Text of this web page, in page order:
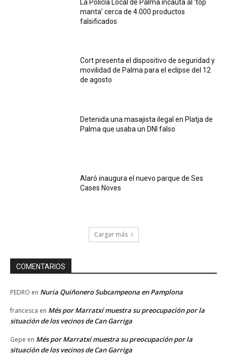
La Policía Local de Palma incauta al ‘top
manta’ cerca de 4.000 productos
falsificados
Cort presenta el dispositivo de seguridad y
movilidad de Palma para el eclipse del 12
de agosto
Detenida una masajista ilegal en Platja de
Palma que usaba un DNI falso
Alaró inaugura el nuevo parque de Ses
Cases Noves
Cargar más
COMENTARIOS
PEDRO en Nuria Quiñonero Subcampeona en Pamplona
francesca en Més por Marratxí muestra su preocupación por la
situación de los vecinos de Can Garriga
Gepe en Més por Marratxí muestra su preocupación por la
situación de los vecinos de Can Garriga